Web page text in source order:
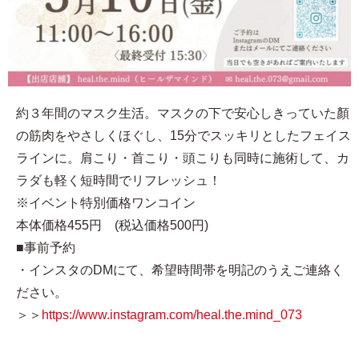
約３年間のマスク生活。マスクの下で安心しきっていた顏
の筋肉をやさしくほぐし、15分でスッキリとしたフェイス
ラインに。肩こり・首こり・頭こりも同時に施術して、カ
ラダも軽く短時間でリフレッシュ！
※イベント特別価格ワンコイン
本体価格455円 (税込価格500円)
■事前予約
・インスタのDMにて、希望時間帯を明記のうえご連絡く
ださい。
＞＞ https://www.instagram.com/heal.the.mind_073